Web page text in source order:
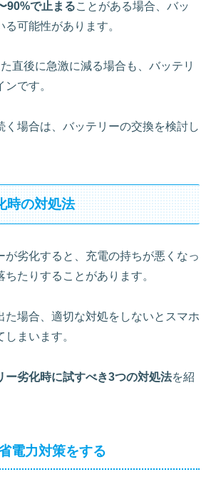
90%で止まることがある場合、バッ
可能性があります。
直後に急激に減る場合も、バッテリ
です。
く場合は、バッテリーの交換を検討し
時の対処法
が劣化すると、充電の持ちが悪くなっ
たりすることがあります。
た場合、適切な対処をしないとスマホ
まいます。
ー劣化時に試すべき3つの対処法を紹
電力対策をする